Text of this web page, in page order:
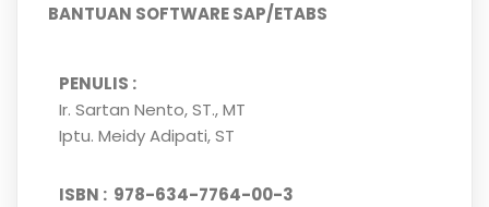
BANTUAN SOFTWARE SAP/ETABS
PENULIS :
Ir. Sartan Nento, ST., MT
Iptu. Meidy Adipati, ST
ISBN : 978-634-7764-00-3